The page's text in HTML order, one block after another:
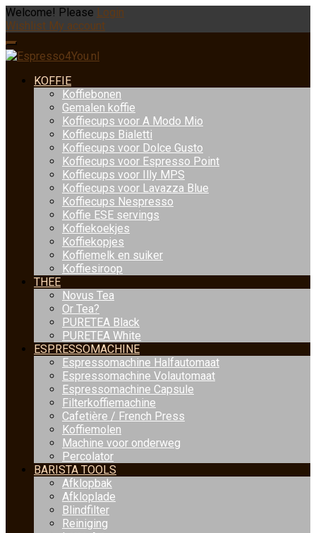
Welcome! Please Login
Wishlist My account
KOFFIE
Koffiebonen
Gemalen koffie
Koffiecups voor A Modo Mio
Koffiecups Bialetti
Koffiecups voor Dolce Gusto
Koffiecups voor Espresso Point
Koffiecups voor Illy MPS
Koffiecups voor Lavazza Blue
Koffiecups Nespresso
Koffie ESE servings
Koffiekoekjes
Koffiekopjes
Koffiemelk en suiker
Koffiesiroop
THEE
Novus Tea
Or Tea?
PURETEA Black
PURETEA White
ESPRESSOMACHINE
Espressomachine Halfautomaat
Espressomachine Volautomaat
Espressomachine Capsule
Filterkoffiemachine
Cafetière / French Press
Koffiemolen
Machine voor onderweg
Percolator
BARISTA TOOLS
Afklopbak
Afkloplade
Blindfilter
Reiniging